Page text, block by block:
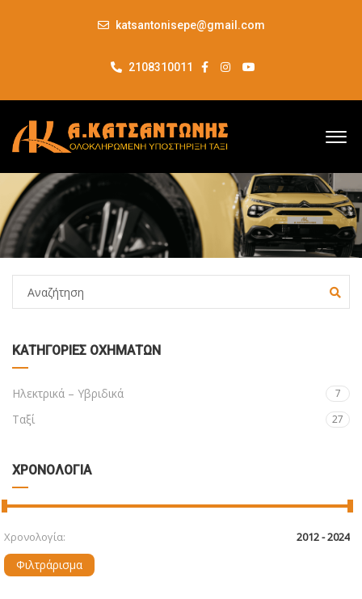
katsantonisepe@gmail.com
2108310011
ΚΑΤΗΓΟΡΊΕΣ ΟΧΗΜΆΤΩΝ
Ηλεκτρικά – Υβριδικά 7
Ταξί 27
ΧΡΟΝΟΛΟΓΙΑ
Χρονολογία:
Φιλτράρισμα